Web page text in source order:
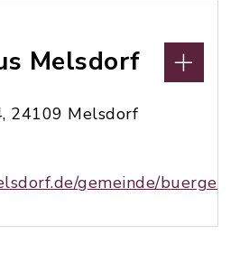
Melsdorf
24109 Melsdorf
gemeinde/